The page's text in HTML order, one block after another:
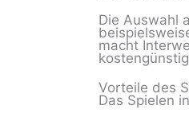
Die Auswahl
macht
Vorteile des
Das Spielen